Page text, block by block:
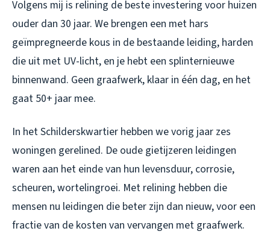
Volgens mij is relining de beste investering voor huizen
ouder dan 30 jaar. We brengen een met hars
geïmpregneerde kous in de bestaande leiding, harden
die uit met UV-licht, en je hebt een splinternieuwe
binnenwand. Geen graafwerk, klaar in één dag, en het
gaat 50+ jaar mee.
In het Schilderskwartier hebben we vorig jaar zes
woningen gerelined. De oude gietijzeren leidingen
waren aan het einde van hun levensduur, corrosie,
scheuren, wortelingroei. Met relining hebben die
mensen nu leidingen die beter zijn dan nieuw, voor een
fractie van de kosten van vervangen met graafwerk.